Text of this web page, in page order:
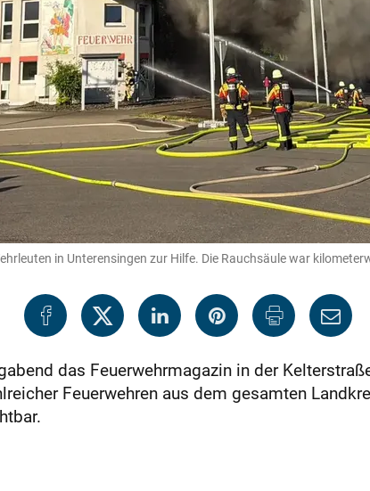
in Unterensingen zur Hilfe. Die Rauchsäule war
das Feuerwehrmagazin in der
Feuerwehren aus dem gesamten